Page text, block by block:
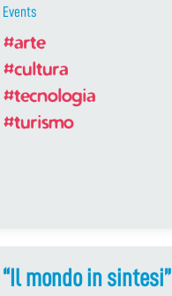
Events
#arte
#cultura
#tecnologia
#turismo
“Il mondo in sintesi”